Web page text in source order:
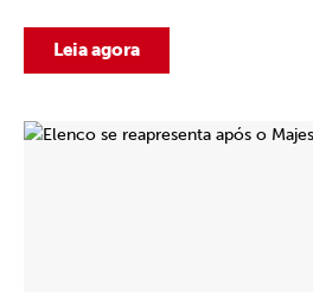
Leia agora